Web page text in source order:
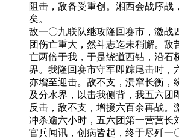
阻击，敌备受重创。湘西会战序战
矣。
敌一〇九联队继攻隆回赛市，激战
团伤亡重大，然斗志迄未稍懈。敌
亡两倍于我，于是绕道西钻，沿石
界。我隆回赛市守军即踪尾击时，
亦增至迎击。敌不支，溃窜长衡，
及分水界，以击我侧背，我五六团
反击，敌不支，增援六百余再战。
冲杀逾六小时，五六团第一营营长
官兵闻讯，创病皆起，终于尽歼一